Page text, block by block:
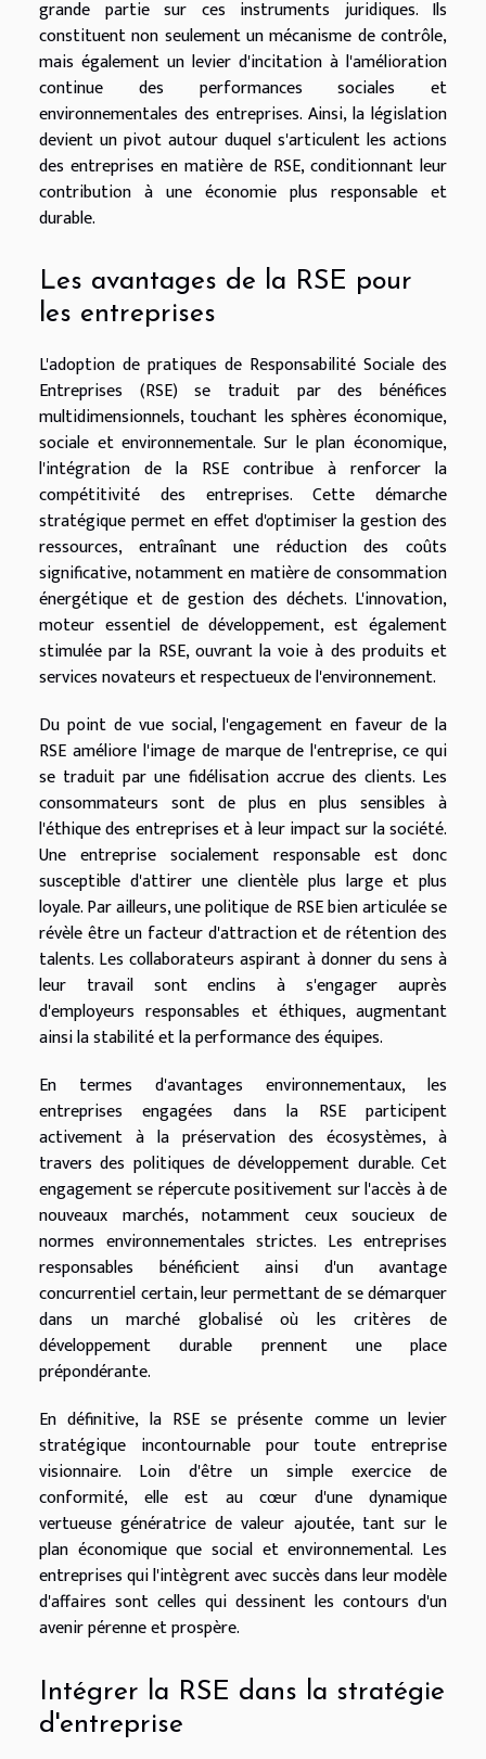
grande partie sur ces instruments juridiques. Ils
constituent non seulement un mécanisme de contrôle,
mais également un levier d'incitation à l'amélioration
continue des performances sociales et
environnementales des entreprises. Ainsi, la législation
devient un pivot autour duquel s'articulent les actions
des entreprises en matière de RSE, conditionnant leur
contribution à une économie plus responsable et
durable.
Les avantages de la RSE pour
les entreprises
L'adoption de pratiques de Responsabilité Sociale des
Entreprises (RSE) se traduit par des bénéfices
multidimensionnels, touchant les sphères économique,
sociale et environnementale. Sur le plan économique,
l'intégration de la RSE contribue à renforcer la
compétitivité des entreprises. Cette démarche
stratégique permet en effet d'optimiser la gestion des
ressources, entraînant une réduction des coûts
significative, notamment en matière de consommation
énergétique et de gestion des déchets. L'innovation,
moteur essentiel de développement, est également
stimulée par la RSE, ouvrant la voie à des produits et
services novateurs et respectueux de l'environnement.
Du point de vue social, l'engagement en faveur de la
RSE améliore l'image de marque de l'entreprise, ce qui
se traduit par une fidélisation accrue des clients. Les
consommateurs sont de plus en plus sensibles à
l'éthique des entreprises et à leur impact sur la société.
Une entreprise socialement responsable est donc
susceptible d'attirer une clientèle plus large et plus
loyale. Par ailleurs, une politique de RSE bien articulée se
révèle être un facteur d'attraction et de rétention des
talents. Les collaborateurs aspirant à donner du sens à
leur travail sont enclins à s'engager auprès
d'employeurs responsables et éthiques, augmentant
ainsi la stabilité et la performance des équipes.
En termes d'avantages environnementaux, les
entreprises engagées dans la RSE participent
activement à la préservation des écosystèmes, à
travers des politiques de développement durable. Cet
engagement se répercute positivement sur l'accès à de
nouveaux marchés, notamment ceux soucieux de
normes environnementales strictes. Les entreprises
responsables bénéficient ainsi d'un avantage
concurrentiel certain, leur permettant de se démarquer
dans un marché globalisé où les critères de
développement durable prennent une place
prépondérante.
En définitive, la RSE se présente comme un levier
stratégique incontournable pour toute entreprise
visionnaire. Loin d'être un simple exercice de
conformité, elle est au cœur d'une dynamique
vertueuse génératrice de valeur ajoutée, tant sur le
plan économique que social et environnemental. Les
entreprises qui l'intègrent avec succès dans leur modèle
d'affaires sont celles qui dessinent les contours d'un
avenir pérenne et prospère.
Intégrer la RSE dans la stratégie
d'entreprise